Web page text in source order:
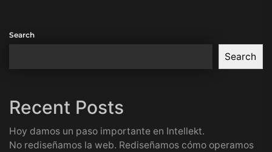
Search
Search
Recent Posts
Hoy damos un paso importante en Intellekt.
No rediseñamos la web. Rediseñamos cómo operamos